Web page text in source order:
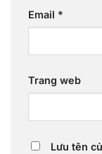
Email *
Trang web
Lưu tên